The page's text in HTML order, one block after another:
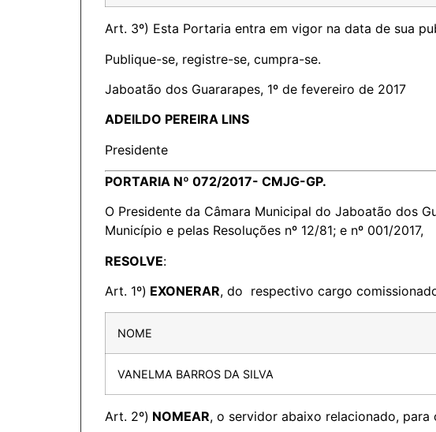
Art. 3º) Esta Portaria entra em vigor na data de sua
Publique-se, registre-se, cumpra-se.
Jaboatão dos Guararapes, 1º de fevereiro de 2017
ADEILDO PEREIRA LINS
Presidente
PORTARIA Nº 072/2017- CMJG-GP.
O Presidente da Câmara Municipal do Jaboatão dos
Município e pelas Resoluções nº 12/81; e nº 001/2017,
RESOLVE:
Art. 1º) EXONERAR, do respectivo cargo
NOME
VANELMA BARROS DA SILVA
Art. 2º) NOMEAR, o servidor abaixo relacionado,